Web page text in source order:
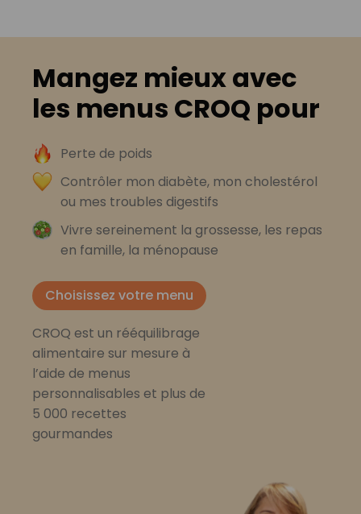
Mangez mieux avec
les menus CROQ pour
Perte de poids
Contrôler mon diabète, mon cholestérol
ou mes troubles digestifs
Vivre sereinement la grossesse, les repas
en famille, la ménopause
Choisissez votre menu
CROQ est un rééquilibrage
alimentaire sur mesure à
l’aide de menus
personnalisables et plus de
5 000 recettes
gourmandes